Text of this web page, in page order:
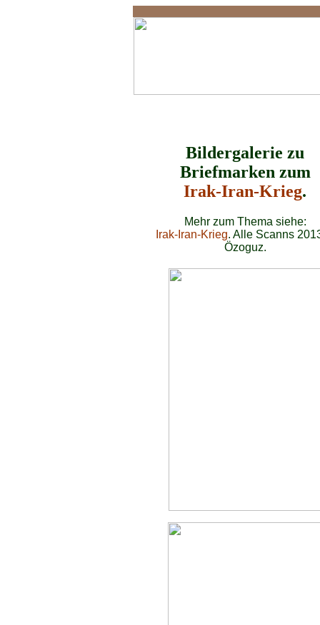
Bildergalerie zu
Briefmarken zum
Irak-Iran-Krieg.
Mehr zum Thema siehe:
Irak-Iran-Krieg. Alle Scanns
Özoguz.